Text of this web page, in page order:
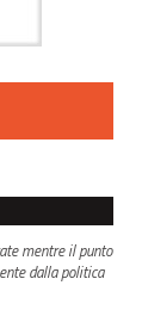
mentre il punto
dalla politica